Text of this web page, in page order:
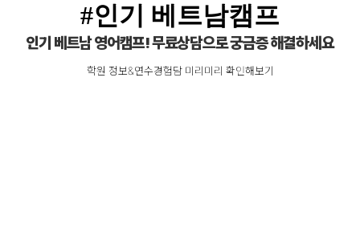
#인기 베트남캠프
인기 베트남 영어캠프! 무료상담으로 궁금증 해결하세요
학원 정보&연수경험담 미리미리 확인해보기